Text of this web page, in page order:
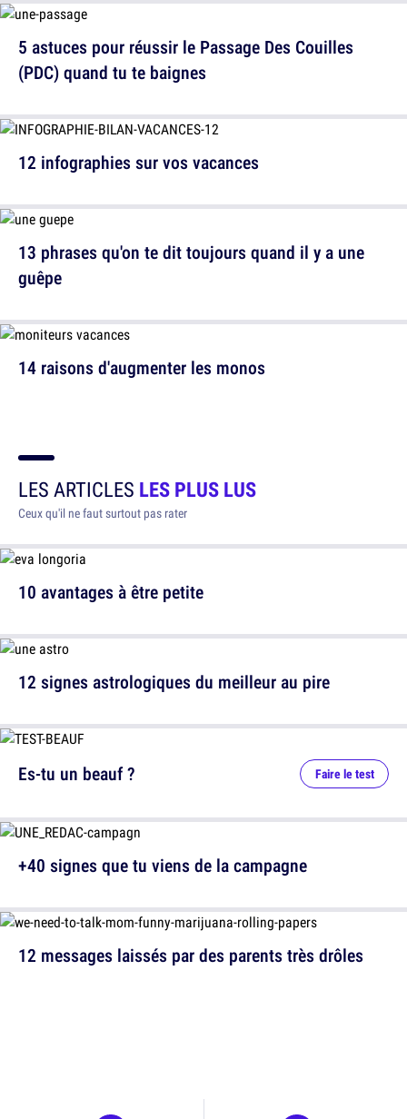
5 astuces pour réussir le Passage Des Couilles
(PDC) quand tu te baignes
13 phrases qu'on te dit toujours quand il y a une
guêpe
12 infographies sur vos vacances
14 raisons d'augmenter les monos
LES ARTICLES LES PLUS LUS
Ceux qu'il ne faut surtout pas rater
10 avantages à être petite
12 signes astrologiques du meilleur au pire
12 messages laissés par des parents très drôles
Es-tu un beauf ? Faire le test
+40 signes que tu viens de la campagne